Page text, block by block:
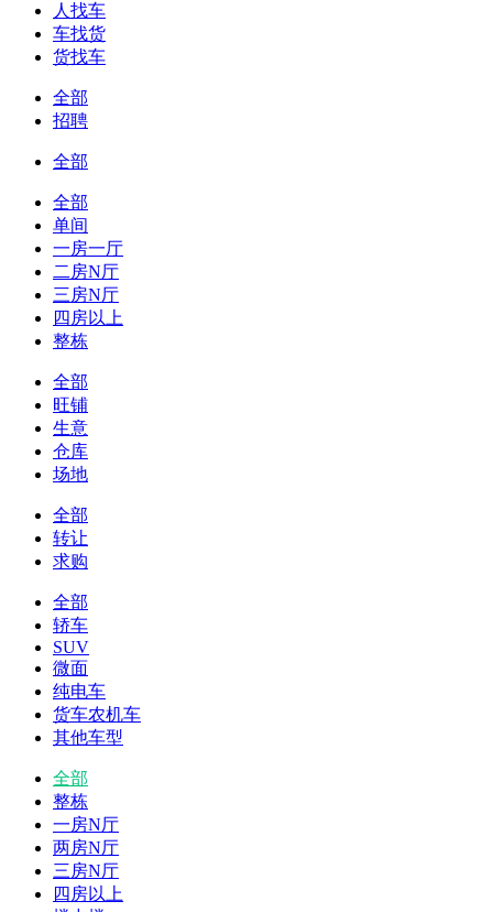
人找车
车找货
货找车
全部
招聘
全部
全部
单间
一房一厅
二房N厅
三房N厅
四房以上
整栋
全部
旺铺
生意
仓库
场地
全部
转让
求购
全部
轿车
SUV
微面
纯电车
货车农机车
其他车型
全部
整栋
一房N厅
两房N厅
三房N厅
四房以上